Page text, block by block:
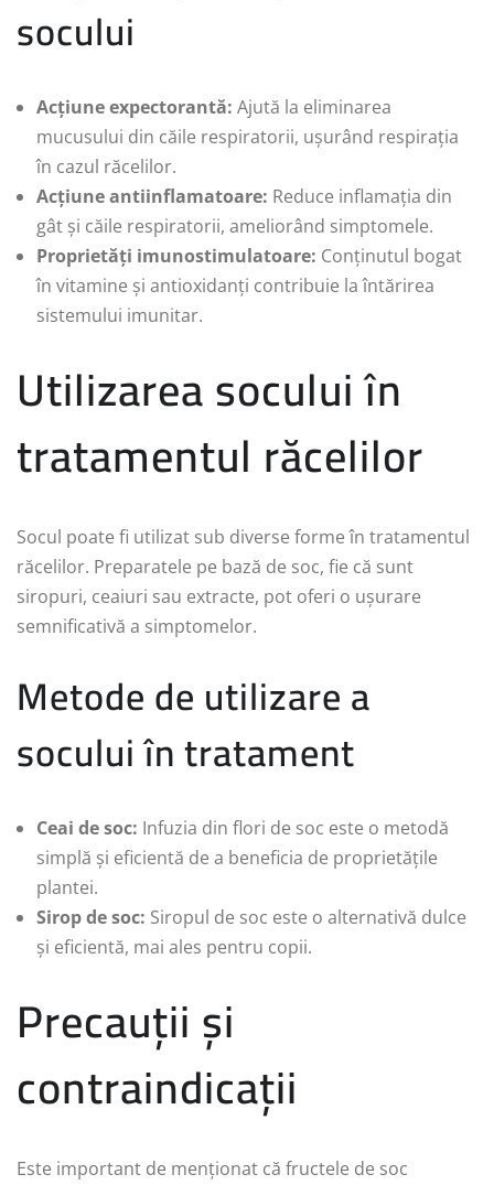
socului
Acțiune expectorantă: Ajută la eliminarea
mucusului din căile respiratorii, ușurând respirația
în cazul răcelilor.
Acțiune antiinflamatoare: Reduce inflamația din
gât și căile respiratorii, ameliorând simptomele.
Proprietăți imunostimulatoare: Conținutul bogat
în vitamine și antioxidanți contribuie la întărirea
sistemului imunitar.
Utilizarea socului în
tratamentul răcelilor
Socul poate fi utilizat sub diverse forme în tratamentul
răcelilor. Preparatele pe bază de soc, fie că sunt
siropuri, ceaiuri sau extracte, pot oferi o ușurare
semnificativă a simptomelor.
Metode de utilizare a
socului în tratament
Ceai de soc: Infuzia din flori de soc este o metodă
simplă și eficientă de a beneficia de proprietățile
plantei.
Sirop de soc: Siropul de soc este o alternativă dulce
și eficientă, mai ales pentru copii.
Precauții și
contraindicații
Este important de menționat că fructele de soc